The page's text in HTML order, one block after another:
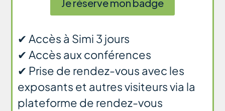
Je réserve mon badge
✔ Accès à Simi 3 jours
✔ Accès aux conférences
✔ Prise de rendez-vous avec les
exposants et autres visiteurs via la
plateforme de rendez-vous